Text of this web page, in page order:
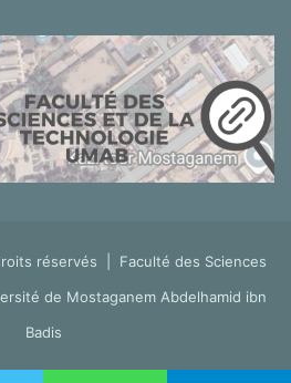
réservés | Faculté des Sciences
de Mostaganem Abdelhamid ibn
Badis